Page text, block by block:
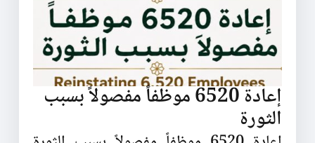
إعادة 6520 موظفاً مفصولاً بسبب
الثورة